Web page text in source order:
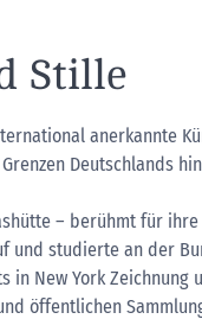
Stille
anerkannte
Deutschlands
– berühmt für
und studierte an der
in New York
öffentlichen